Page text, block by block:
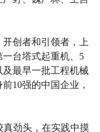
创者和引领者，上
台塔式起重机、5
最早一批工程机械
10强的中国企业，
真劲头，在实践中摸